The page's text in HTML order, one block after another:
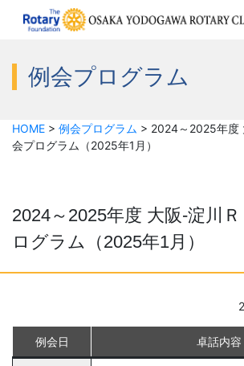
例会プログラム
HOME > 例会プログラム > 2024～2025年
会プログラム（2025年1月）
2024～2025年度 大阪-淀川
ログラム（2025年1月）
例会日 卓話内容